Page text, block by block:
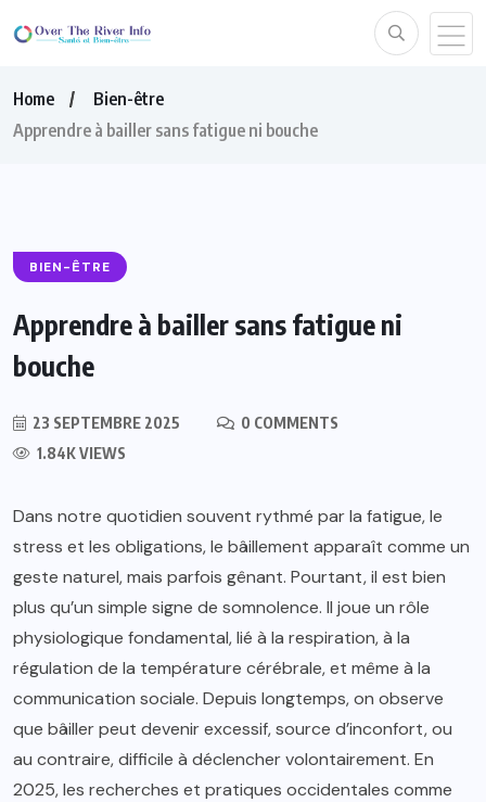
Home
Bien-être
Apprendre à bailler sans fatigue ni bouche
BIEN-ÊTRE
Apprendre à bailler sans fatigue ni
bouche
23 SEPTEMBRE 2025
0 COMMENTS
1.84K VIEWS
Dans notre quotidien souvent rythmé par la fatigue, le
stress et les obligations, le bâillement apparaît comme un
geste naturel, mais parfois gênant. Pourtant, il est bien
plus qu’un simple signe de somnolence. Il joue un rôle
physiologique fondamental, lié à la respiration, à la
régulation de la température cérébrale, et même à la
communication sociale. Depuis longtemps, on observe
que bâiller peut devenir excessif, source d’inconfort, ou
au contraire, difficile à déclencher volontairement. En
2025, les recherches et pratiques occidentales comme